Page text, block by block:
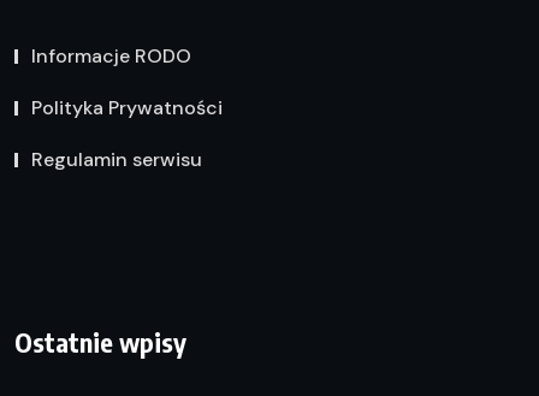
Informacje RODO
Polityka Prywatności
Regulamin serwisu
Ostatnie wpisy